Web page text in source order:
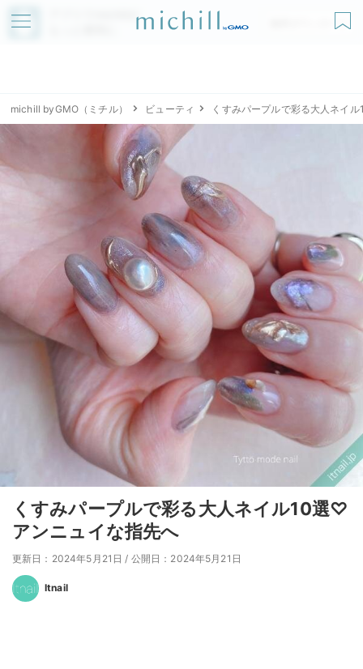
アプリでmichillが
無料ダウンロード
michill byGMO（ミチル） ビューティ くすみパープルで彩る大人ネイ
くすみパープルで彩る大人ネイル10選♡
アンニュイな指先へ
更新日：2024年5月21日 / 公開日：2024年5月21日
Itnail